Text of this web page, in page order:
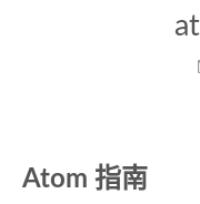
Atom 指南